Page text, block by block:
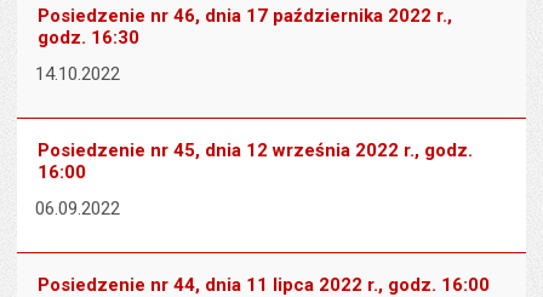
Posiedzenie nr 46, dnia 17 października 2022 r.,
godz. 16:30
14.10.2022
Posiedzenie nr 45, dnia 12 września 2022 r., godz.
16:00
06.09.2022
Posiedzenie nr 44, dnia 11 lipca 2022 r., godz. 16:00